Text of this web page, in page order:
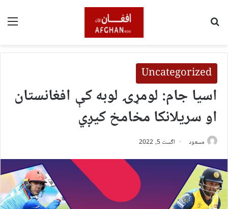
Uncategorized
اسیا جام: لومړۍ لوبه کې افغانستان
او سریلانکا مخامخ کیږي
مسعود اگست 5, 2022